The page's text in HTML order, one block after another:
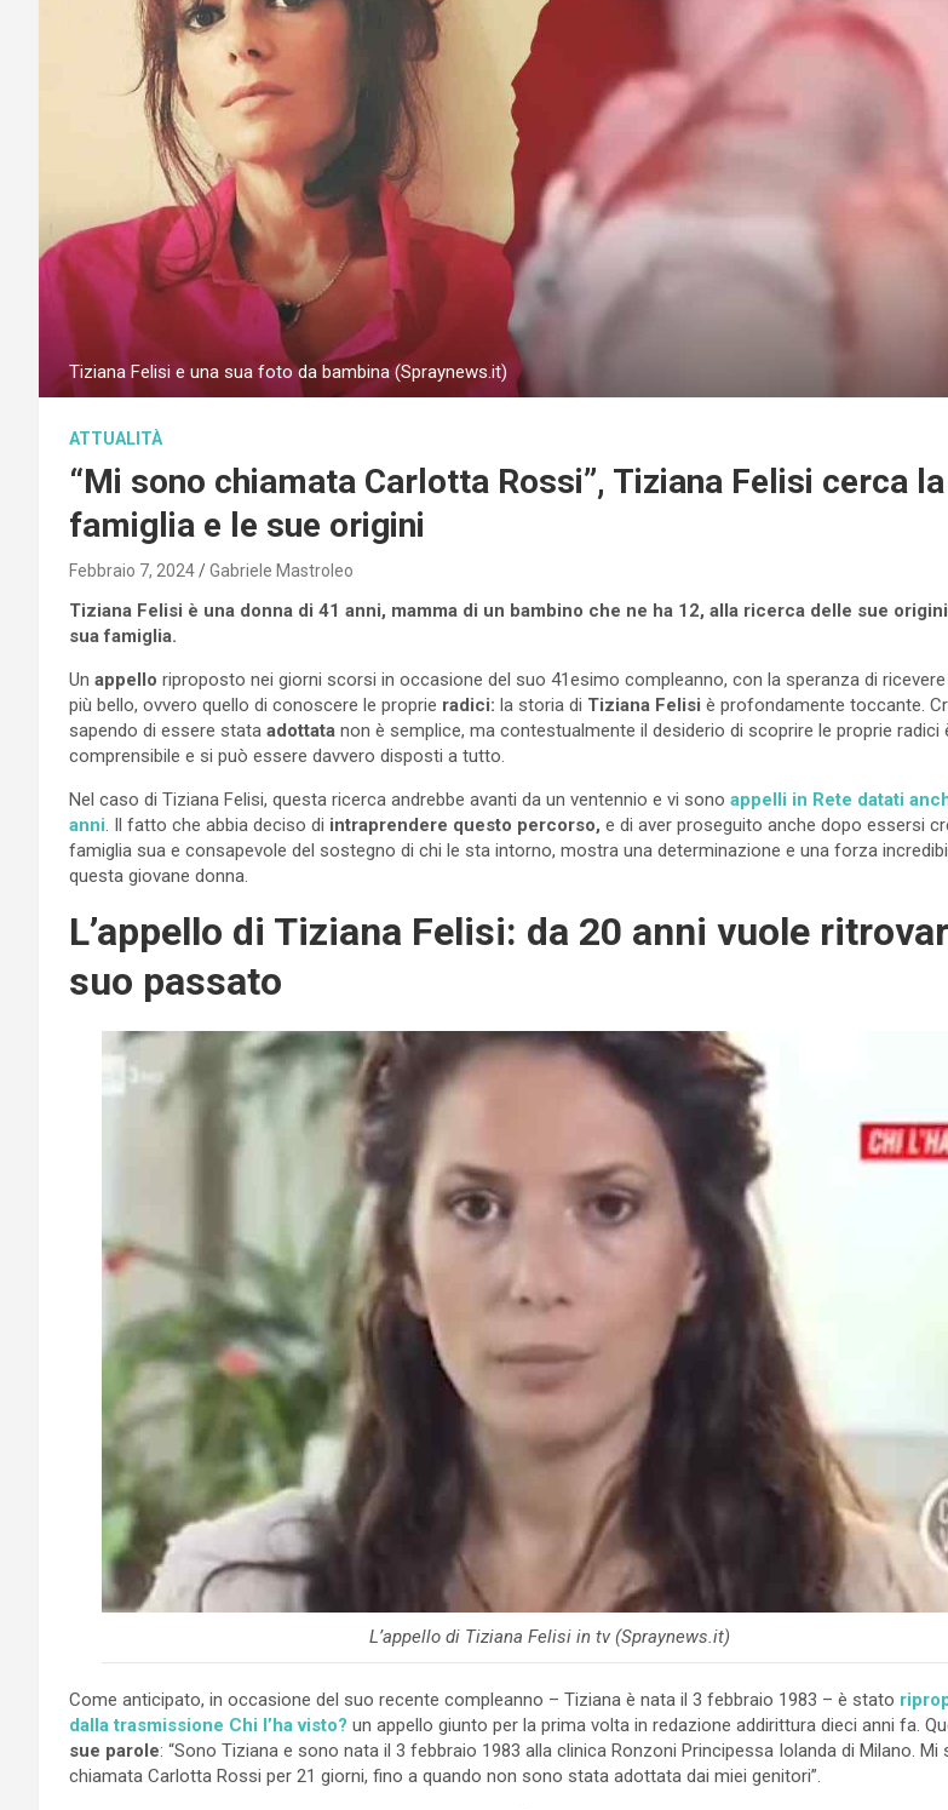
Tiziana Felisi e una sua foto da bambina (Spraynews.it)
ATTUALITÀ
“Mi sono chiamata Carlotta Rossi”, Tiziana Felisi cerca
famiglia e le sue origini
Febbraio 7, 2024 Gabriele Mastroleo
Tiziana Felisi è una donna di 41 anni, mamma di un bambino che ne ha 12, alla ricerca delle sue
sua famiglia.
Un appello riproposto nei giorni scorsi in occasione del suo 41esimo compleanno, con la speranza di ricevere
più bello, ovvero quello di conoscere le proprie radici: la storia di Tiziana Felisi è profondamente toccante.
sapendo di essere stata adottata non è semplice, ma contestualmente il desiderio di scoprire le proprie radici
comprensibile e si può essere davvero disposti a tutto.
Nel caso di Tiziana Felisi, questa ricerca andrebbe avanti da un ventennio e vi sono appelli in Rete datati
anni . Il fatto che abbia deciso di intraprendere questo percorso, e di aver proseguito anche dopo essersi
famiglia sua e consapevole del sostegno di chi le sta intorno, mostra una determinazione e una forza
questa giovane donna.
L’appello di Tiziana Felisi: da 20 anni vuole
suo passato
L’appello di Tiziana Felisi in tv (Spraynews.it)
Come anticipato, in occasione del suo recente compleanno – Tiziana è nata il 3 febbraio 1983 – è stato
dalla trasmissione Chi l’ha visto? un appello giunto per la prima volta in redazione addirittura dieci anni fa.
sue parole: “Sono Tiziana e sono nata il 3 febbraio 1983 alla clinica Ronzoni Principessa Iolanda di Milano. Mi
chiamata Carlotta Rossi per 21 giorni, fino a quando non sono stata adottata dai miei genitori”.